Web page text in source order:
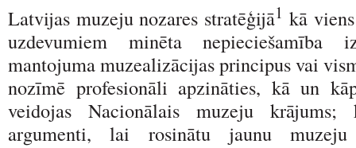
Latvijas muzeju nozares stratēģijā1 kā
uzdevumiem minēta nepieciešamība
mantojuma muzealizācijas principus vai
nozīmē profesionāli apzināties, kā un
veidojas Nacionālais muzeju
argumenti, lai rosinātu jaunu muzeju